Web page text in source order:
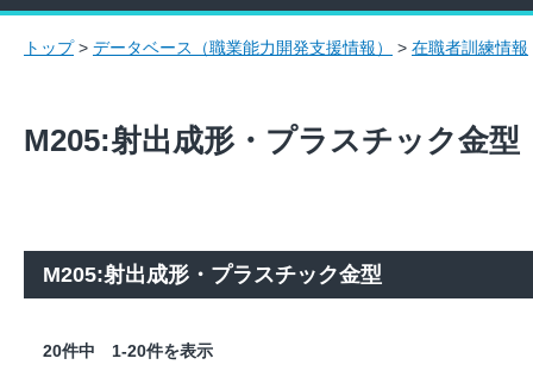
トップ> データベース（職業能力開発支援情報） > 在職者訓練情報
M205:射出成形・プラスチック金型
M205:射出成形・プラスチック金型
20件中 1-20件を表示